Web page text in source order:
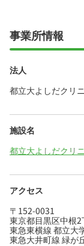
事業所情報
法人
都立大よしだクリ
施設名
都立大よしだクリ
アクセス
〒152-0031
東京都目黒区中根
東急東横線 都立大
東急大井町線 緑が